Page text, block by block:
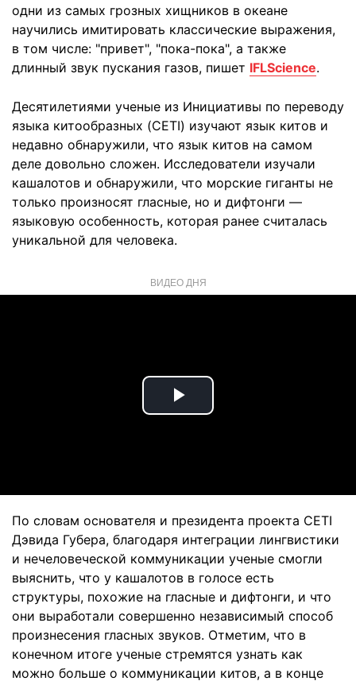
одни из самых грозных хищников в океане
научились имитировать классические выражения,
в том числе: "привет", "пока-пока", а также
длинный звук пускания газов, пишет IFLScience.
Десятилетиями ученые из Инициативы по переводу
языка китообразных (CETI) изучают язык китов и
недавно обнаружили, что язык китов на самом
деле довольно сложен. Исследователи изучали
кашалотов и обнаружили, что морские гиганты не
только произносят гласные, но и дифтонги —
языковую особенность, которая ранее считалась
уникальной для человека.
ВИДЕО ДНЯ
Play
По словам основателя и президента проекта CETI
Дэвида Губера, благодаря интеграции лингвистики
и нечеловеческой коммуникации ученые смогли
выяснить, что у кашалотов в голосе есть
структуры, похожие на гласные и дифтонги, и что
они выработали совершенно независимый способ
произнесения гласных звуков. Отметим, что в
конечном итоге ученые стремятся узнать как
можно больше о коммуникации китов, а в конце